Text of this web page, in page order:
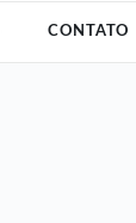
CONTATO